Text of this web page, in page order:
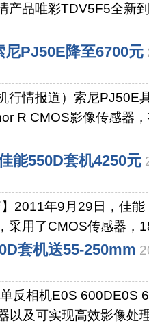
产品唯彩TDV5F5全新
PJ50E降至6700元
行情报道）索尼PJ50E
R CMOS影像传感器
能550D套机4250元
】2011年9月29日，佳
采用了CMOS传感器，
套机送55-250mm
反相机E0S 600DE0S
以及可实现高效影像处